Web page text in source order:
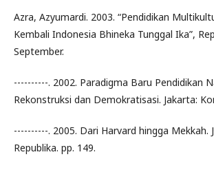
Azra, Azyumardi. 2003. “Pendidikan
Kembali Indonesia Bhineka Tunggal Ika”,
September.
----------. 2002. Paradigma Baru Pendidikan
Rekonstruksi dan Demokratisasi. Jakarta:
----------. 2005. Dari Harvard hingga Mekkah.
Republika. pp. 149.